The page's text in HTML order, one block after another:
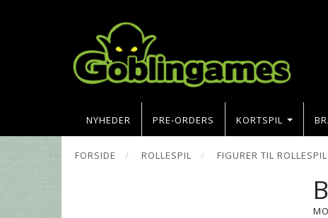
NYHEDER PRE-ORDERS KORTSPIL
FORSIDE ROLLESPIL FIGURER TIL ROLLESPIL